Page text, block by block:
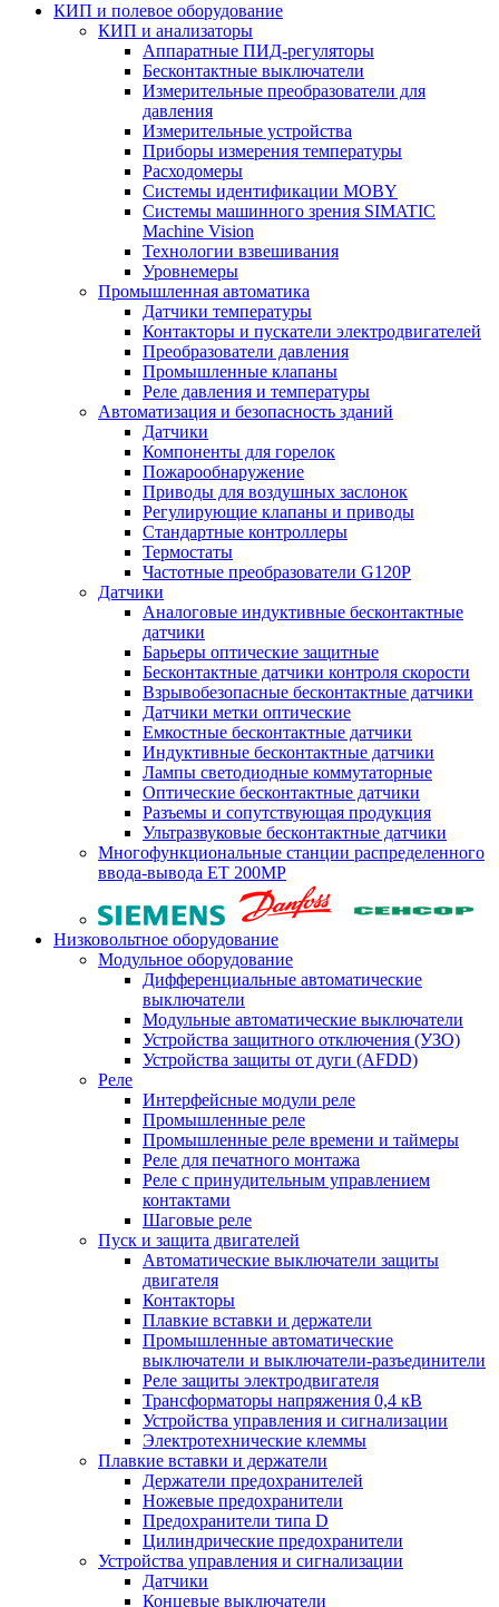
КИП и полевое оборудование
КИП и анализаторы
Аппаратные ПИД-регуляторы
Бесконтактные выключатели
Измерительные преобразователи для
давления
Измерительные устройства
Приборы измерения температуры
Расходомеры
Системы идентификации MOBY
Системы машинного зрения SIMATIC
Machine Vision
Технологии взвешивания
Уровнемеры
Промышленная автоматика
Датчики температуры
Контакторы и пускатели электродвигателей
Преобразователи давления
Промышленные клапаны
Реле давления и температуры
Автоматизация и безопасность зданий
Датчики
Компоненты для горелок
Пожарообнаружение
Приводы для воздушных заслонок
Регулирующие клапаны и приводы
Стандартные контроллеры
Термостаты
Частотные преобразователи G120P
Датчики
Аналоговые индуктивные бесконтактные
датчики
Барьеры оптические защитные
Бесконтактные датчики контроля скорости
Взрывобезопасные бесконтактные датчики
Датчики метки оптические
Емкостные бесконтактные датчики
Индуктивные бесконтактные датчики
Лампы светодиодные коммутаторные
Оптические бесконтактные датчики
Разъемы и сопутствующая продукция
Ультразвуковые бесконтактные датчики
Многофункциональные станции распределенного
ввода-вывода ET 200MP
Низковольтное оборудование
Модульное оборудование
Дифференциальные автоматические
выключатели
Модульные автоматические выключатели
Устройства защитного отключения (УЗО)
Устройства защиты от дуги (AFDD)
Реле
Интерфейсные модули реле
Промышленные реле
Промышленные реле времени и таймеры
Реле для печатного монтажа
Реле с принудительным управлением
контактами
Шаговые реле
Пуск и защита двигателей
Автоматические выключатели защиты
двигателя
Контакторы
Плавкие вставки и держатели
Промышленные автоматические
выключатели и выключатели-разъединители
Реле защиты электродвигателя
Трансформаторы напряжения 0,4 кВ
Устройства управления и сигнализации
Электротехнические клеммы
Плавкие вставки и держатели
Держатели предохранителей
Ножевые предохранители
Предохранители типа D
Цилиндрические предохранители
Устройства управления и сигнализации
Датчики
Концевые выключатели